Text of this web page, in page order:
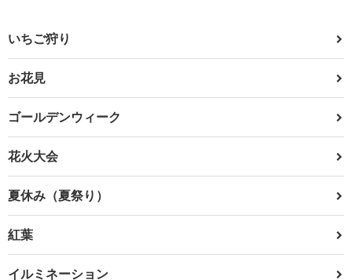
いちご狩り
お花見
ゴールデンウィーク
花火大会
夏休み（夏祭り）
紅葉
イルミネーション